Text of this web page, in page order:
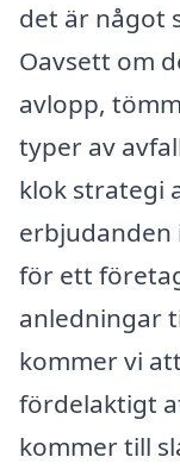
det är något
Oavsett om
avlopp,
typer av
klok strategi
erbjudanden
för ett
anledningar
kommer vi
fördelaktigt
kommer till